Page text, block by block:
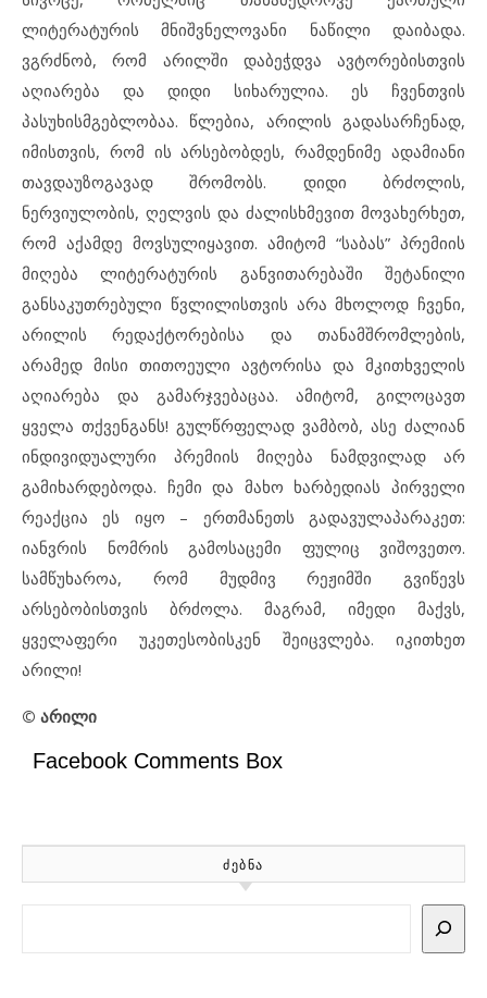
ლიტერატურის მნიშვნელოვანი ნაწილი დაიბადა.
ვგრძნობ, რომ არილში დაბეჭდვა ავტორებისთვის
აღიარება და დიდი სიხარულია. ეს ჩვენთვის
პასუხისმგებლობაა. წლებია, არილის გადასარჩენად,
იმისთვის, რომ ის არსებობდეს, რამდენიმე ადამიანი
თავდაუზოგავად შრომობს. დიდი ბრძოლის,
ნერვიულობის, ღელვის და ძალისხმევით მოვახერხეთ,
რომ აქამდე მოვსულიყავით. ამიტომ “საბას” პრემიის
მიღება ლიტერატურის განვითარებაში შეტანილი
განსაკუთრებული წვლილისთვის არა მხოლოდ ჩვენი,
არილის რედაქტორებისა და თანამშრომლების,
არამედ მისი თითოეული ავტორისა და მკითხველის
აღიარება და გამარჯვებაცაა. ამიტომ, გილოცავთ
ყველა თქვენგანს! გულწრფელად ვამბობ, ასე ძალიან
ინდივიდუალური პრემიის მიღება ნამდვილად არ
გამიხარდებოდა. ჩემი და მახო ხარბედიას პირველი
რეაქცია ეს იყო – ერთმანეთს გადავულაპარაკეთ:
იანვრის ნომრის გამოსაცემი ფულიც ვიშოვეთო.
სამწუხაროა, რომ მუდმივ რეჟიმში გვიწევს
არსებობისთვის ბრძოლა. მაგრამ, იმედი მაქვს,
ყველაფერი უკეთესობისკენ შეიცვლება. იკითხეთ
არილი!
© არილი
Facebook Comments Box
ᲫᲔᲑᲜᲐ